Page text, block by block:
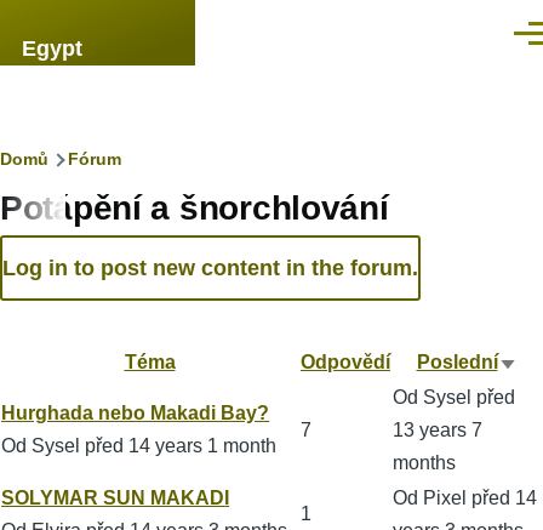
Egypt
Drobečková
navigace
Domů Fórum
Potápění a šnorchlování
Log in to post new content in the forum.
Téma Odpovědí Poslední
Normální
téma
Hurghada nebo Makadi Bay?
Od Sysel před 14 years 1 month
7
Od Sysel před
13 years 7
months
Normální
SOLYMAR SUN MAKADI
1
Od Pixel před 14